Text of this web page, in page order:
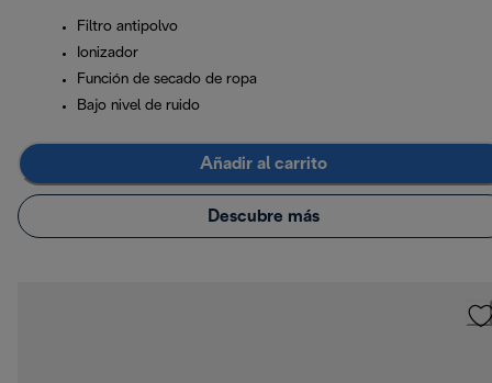
Filtro antipolvo
Ionizador
Función de secado de ropa
Bajo nivel de ruido
Añadir al carrito
Descubre más